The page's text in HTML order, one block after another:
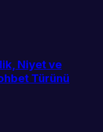
Niyet ve
Türünü